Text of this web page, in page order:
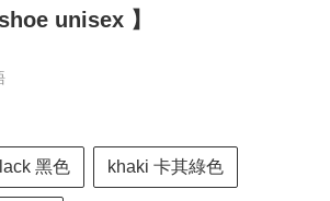
unisex 】
黑色 khaki 卡其綠色